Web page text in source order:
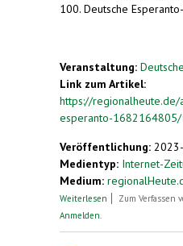
100. Deutsche
Veranstaltung:
Link zum Artikel:
https://regionalheute.de/
esperanto-1682164805/
Veröffentlichung:
Medientyp: Internet-
Medium:
Weiterlesen über Auch
Zum Verfassen
Anmelden